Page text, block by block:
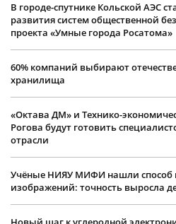
В городе-спутнике Кольской АЭС
развития систем общественной
проекта «Умные города Росатома»
60% компаний выбирают
хранилища
«Октава ДМ» и Технико-
Рогова будут готовить
отрасли
Учëные НИЯУ МИФИ нашли способ
изображений: точность выросла